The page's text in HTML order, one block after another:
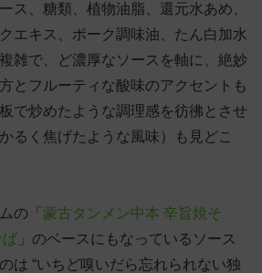
ス、糖類、植物油脂、還元水あめ、
エキス、ポーク調味油、たん白加水
雑で、ど濃厚なソースを軸に、絶妙
とフルーティな酸味のアクセントも
で炒めたような調理感を彷彿とさせ
るく焦げたような風味）も見どこ
の「 蒙古タンメン中本 辛旨焼そ
ば 」のベースにもなっているソース
は “いちど嗅いだら忘れられない独